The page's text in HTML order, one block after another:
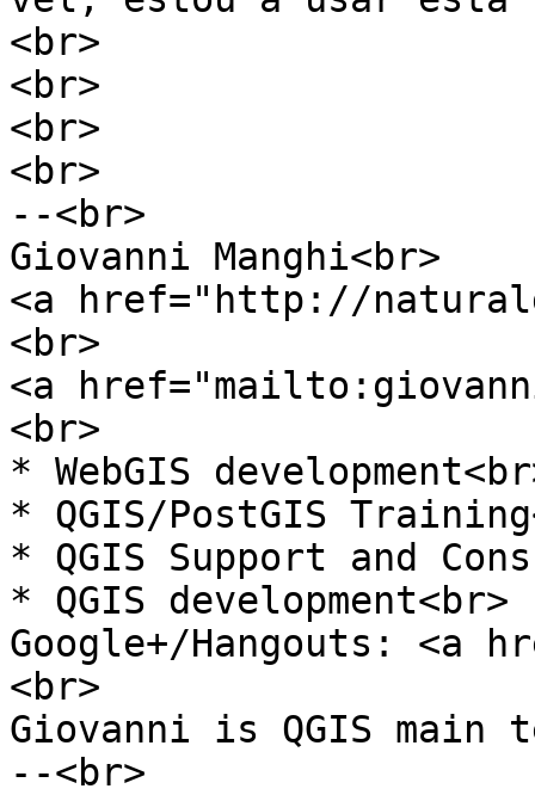
<br>
<br>
<br>
<br>
--<br>
Giovanni Manghi<br>
<a href="http://
<br>
<a
<br>
* WebGIS
* QGIS/PostGIS
* QGIS Support and
* QGIS development<br>
Google+/Hangouts: <a
<br>
Giovanni is QGIS main
--<br>